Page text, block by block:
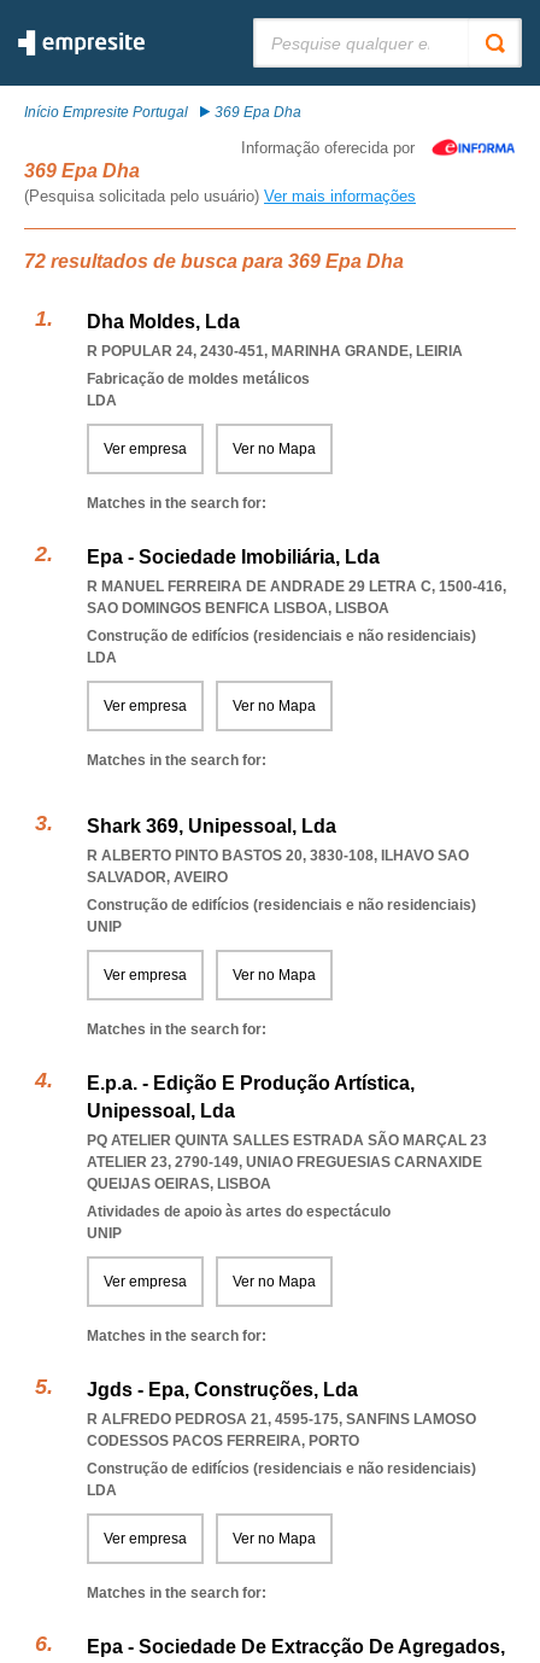
Início Empresite Portugal 369 Epa Dha
Informação oferecida por
369 Epa Dha
(Pesquisa solicitada pelo usuário) Ver mais informações
72 resultados de busca para 369 Epa Dha
Dha Moldes, Lda
R POPULAR 24, 2430-451, MARINHA GRANDE, LEIRIA
Fabricação de moldes metálicos
LDA
Ver empresa Ver no Mapa
Matches in the search for:
Epa - Sociedade Imobiliária, Lda
R MANUEL FERREIRA DE ANDRADE 29 LETRA C, 1500-416,
SAO DOMINGOS BENFICA LISBOA, LISBOA
Construção de edifícios (residenciais e não residenciais)
LDA
Ver empresa Ver no Mapa
Matches in the search for:
Shark 369, Unipessoal, Lda
R ALBERTO PINTO BASTOS 20, 3830-108, ILHAVO SAO
SALVADOR, AVEIRO
Construção de edifícios (residenciais e não residenciais)
UNIP
Ver empresa Ver no Mapa
Matches in the search for:
E.p.a. - Edição E Produção Artística,
Unipessoal, Lda
PQ ATELIER QUINTA SALLES ESTRADA SÃO MARÇAL 23
ATELIER 23, 2790-149, UNIAO FREGUESIAS CARNAXIDE
QUEIJAS OEIRAS, LISBOA
Atividades de apoio às artes do espectáculo
UNIP
Ver empresa Ver no Mapa
Matches in the search for:
Jgds - Epa, Construções, Lda
R ALFREDO PEDROSA 21, 4595-175, SANFINS LAMOSO
CODESSOS PACOS FERREIRA, PORTO
Construção de edifícios (residenciais e não residenciais)
LDA
Ver empresa Ver no Mapa
Matches in the search for:
Epa - Sociedade De Extracção De Agregados,